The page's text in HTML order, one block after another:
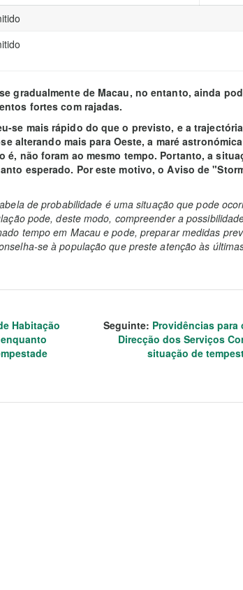
gradualmente de Macau, no entanto, ainda
fortes com rajadas.
se mais rápido do que o previsto, e a
alterando mais para Oeste, a maré
é, não foram ao mesmo tempo. Portanto, a
esperado. Por este motivo, o Aviso de
de probabilidade é uma situação que pode
pode, deste modo, compreender a
tempo em Macau e pode, preparar medidas
se à população que preste atenção às
Habitação
Seguinte: Providências para
Direcção dos Serviços
situação de